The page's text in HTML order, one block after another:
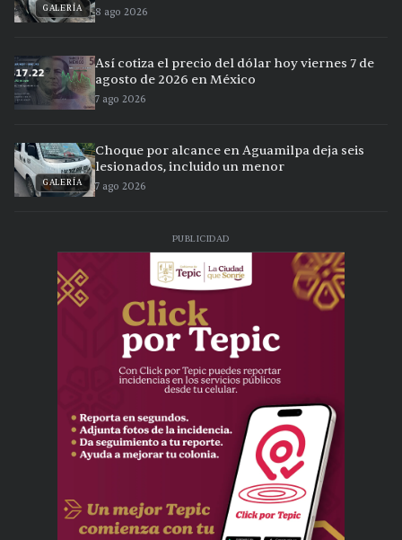
GALERÍA 8 ago 2026
Así cotiza el precio del dólar hoy viernes 7 de
agosto de 2026 en México
7 ago 2026
GALERÍA
Choque por alcance en Aguamilpa deja seis
lesionados, incluido un menor
7 ago 2026
PUBLICIDAD